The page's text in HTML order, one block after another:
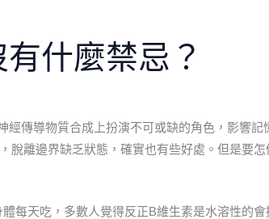
什麼禁忌？
經傳導物質合成上扮演不可或缺的角色，影響記
脫離邊界缺乏狀態，確實也有些好處。但是要怎
每天吃，多數人覺得反正B維生素是水溶性的會